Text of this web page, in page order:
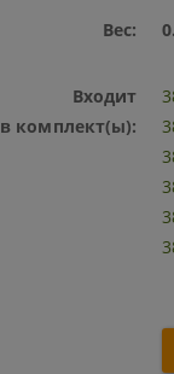
Вес:
Входит
в комплект(ы):